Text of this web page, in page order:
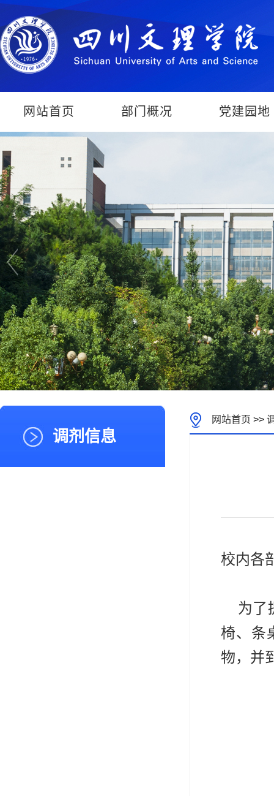
网站首页 部门概况 党建园地
调剂信息
网站首页 >>
校内各
为了
椅、条
物，并